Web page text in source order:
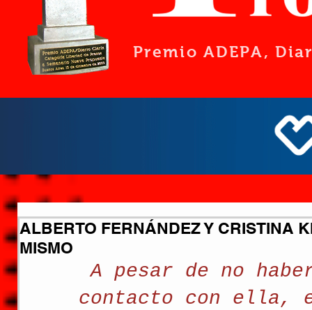
Premio ADEPA,
ALBERTO FERNÁNDEZ Y CRISTINA
MISMO
A pesar de no
contacto con ella,